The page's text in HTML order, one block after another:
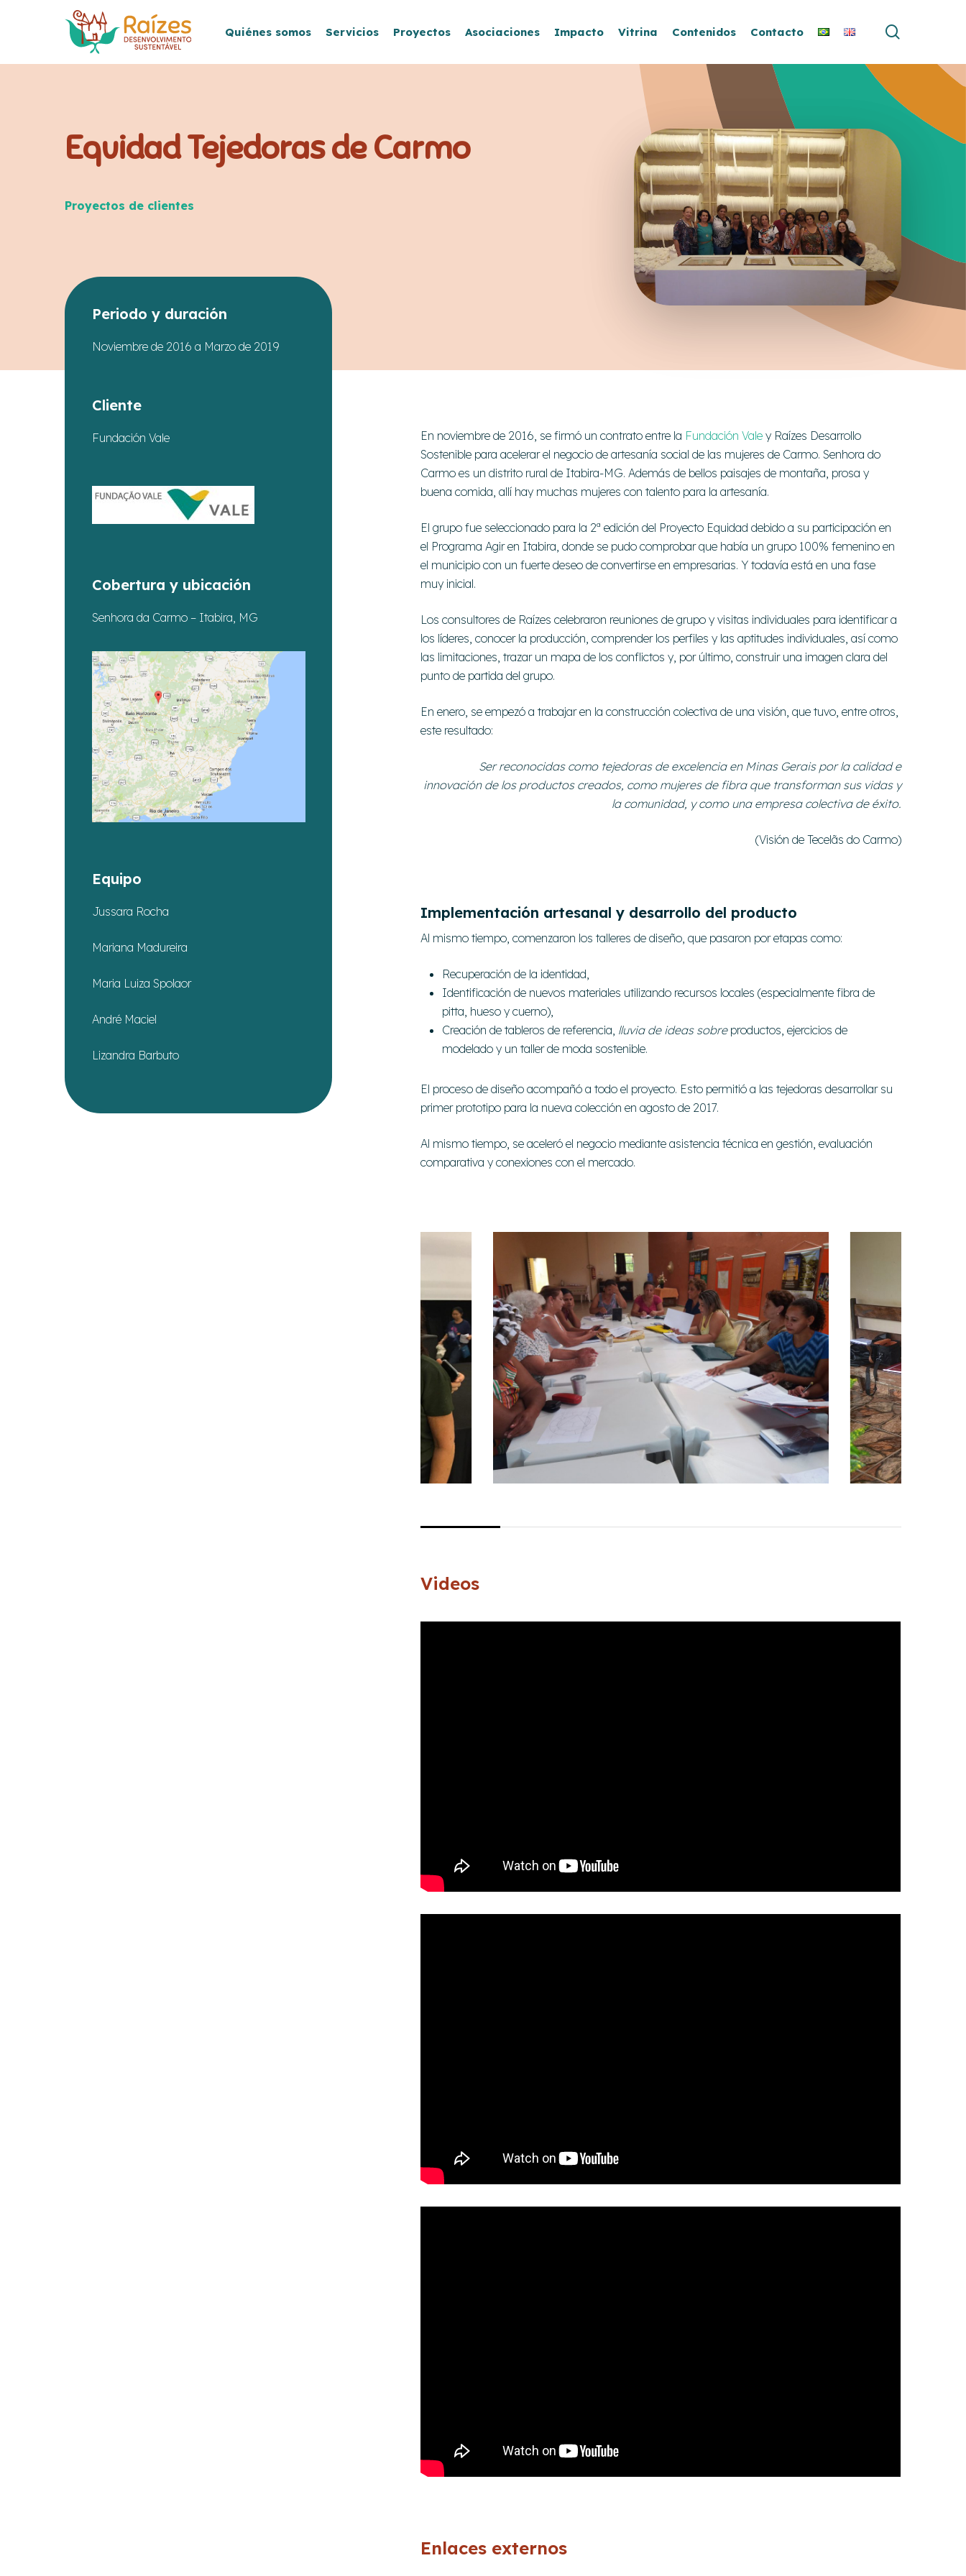
content
Presione enter para buscar o ESC para cerrar
Quiénes somos Servicios Proyectos Asociaciones Impacto Vitrina Contenidos Contacto
Equidad Tejedoras de Carmo
Proyectos de clientes
Periodo y duración
Noviembre de 2016 a Marzo de 2019
Cliente
Fundación Vale
Cobertura y ubicación
Senhora da Carmo – Itabira, MG
Equipo
Jussara Rocha
Mariana Madureira
Maria Luiza Spolaor
André Maciel
Lizandra Barbuto
En noviembre de 2016, se firmó un contrato entre la Fundación Valey Raízes Desarrollo
Sostenible para acelerar el negocio de artesanía social de las mujeres de Carmo. Senhora do
Carmo es un distrito rural de Itabira-MG. Además de bellos paisajes de montaña, prosa y
buena comida, allí hay muchas mujeres con talento para la artesanía.
El grupo fue seleccionado para la 2ª edición del Proyecto Equidad debido a su participación en
el Programa Agir en Itabira, donde se pudo comprobar que había un grupo 100% femenino en
el municipio con un fuerte deseo de convertirse en empresarias. Y todavía está en una fase
muy inicial.
Los consultores de Raízes celebraron reuniones de grupo y visitas individuales para identificar a
los líderes, conocer la producción, comprender los perfiles y las aptitudes individuales, así como
las limitaciones, trazar un mapa de los conflictos y, por último, construir una imagen clara del
punto de partida del grupo.
En enero, se empezó a trabajar en la construcción colectiva de una visión, que tuvo, entre otros,
este resultado:
Ser reconocidas como tejedoras de excelencia en Minas Gerais por la calidad e
innovación de los productos creados, como mujeres de fibra que transforman sus vidas y
la comunidad, y como una empresa colectiva de éxito.
(Visión de Tecelãs do Carmo)
Implementación artesanal y desarrollo del producto
Al mismo tiempo, comenzaron los talleres de diseño, que pasaron por etapas como:
Recuperación de la identidad,
Identificación de nuevos materiales utilizando recursos locales (especialmente fibra de
pitta, hueso y cuerno),
Creación de tableros de referencia, lluvia de ideas sobreproductos, ejercicios de
modelado y un taller de moda sostenible.
El proceso de diseño acompañó a todo el proyecto. Esto permitió a las tejedoras desarrollar su
primer prototipo para la nueva colección en agosto de 2017.
Al mismo tiempo, se aceleró el negocio mediante asistencia técnica en gestión, evaluación
comparativa y conexiones con el mercado.
Videos
Enlaces externos